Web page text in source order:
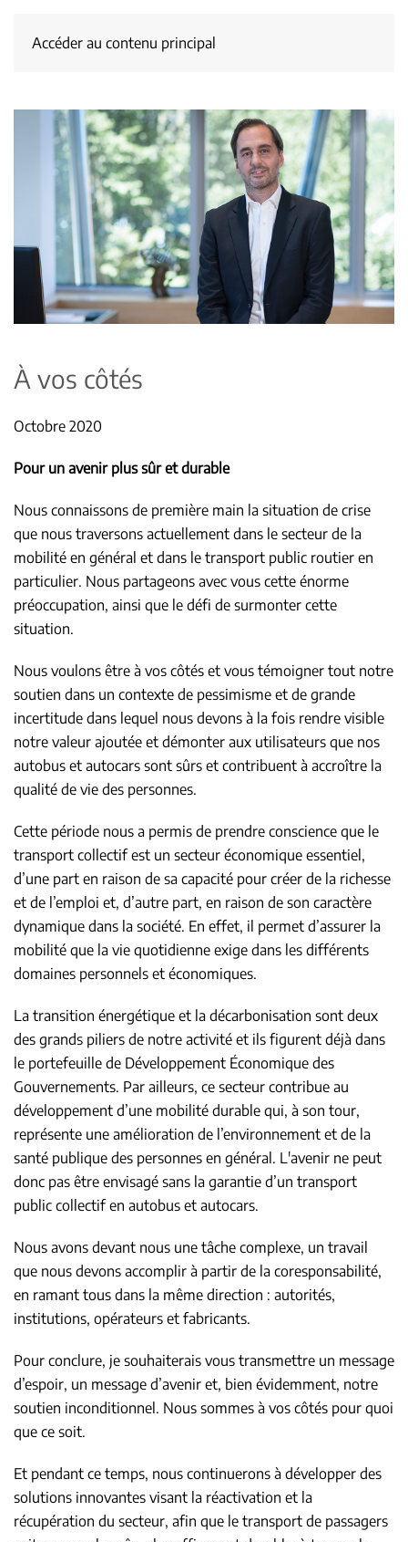
Accéder au contenu principal
À vos côtés
Octobre 2020
Pour un avenir plus sûr et durable
Nous connaissons de première main la situation de crise
que nous traversons actuellement dans le secteur de la
mobilité en général et dans le transport public routier en
particulier. Nous partageons avec vous cette énorme
préoccupation, ainsi que le défi de surmonter cette
situation.
Nous voulons être à vos côtés et vous témoigner tout notre
soutien dans un contexte de pessimisme et de grande
incertitude dans lequel nous devons à la fois rendre visible
notre valeur ajoutée et démonter aux utilisateurs que nos
autobus et autocars sont sûrs et contribuent à accroître la
qualité de vie des personnes.
Cette période nous a permis de prendre conscience que le
transport collectif est un secteur économique essentiel,
d’une part en raison de sa capacité pour créer de la richesse
et de l’emploi et, d’autre part, en raison de son caractère
dynamique dans la société. En effet, il permet d’assurer la
mobilité que la vie quotidienne exige dans les différents
domaines personnels et économiques.
La transition énergétique et la décarbonisation sont deux
des grands piliers de notre activité et ils figurent déjà dans
le portefeuille de Développement Économique des
Gouvernements. Par ailleurs, ce secteur contribue au
développement d’une mobilité durable qui, à son tour,
représente une amélioration de l’environnement et de la
santé publique des personnes en général. L'avenir ne peut
donc pas être envisagé sans la garantie d’un transport
public collectif en autobus et autocars.
Nous avons devant nous une tâche complexe, un travail
que nous devons accomplir à partir de la coresponsabilité,
en ramant tous dans la même direction : autorités,
institutions, opérateurs et fabricants.
Pour conclure, je souhaiterais vous transmettre un message
d’espoir, un message d’avenir et, bien évidemment, notre
soutien inconditionnel. Nous sommes à vos côtés pour quoi
que ce soit.
Et pendant ce temps, nous continuerons à développer des
solutions innovantes visant la réactivation et la
récupération du secteur, afin que le transport de passagers